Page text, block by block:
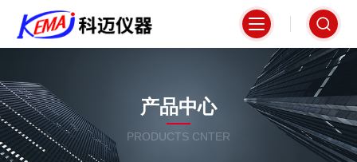
产品中心
PRODUCTS CNTER